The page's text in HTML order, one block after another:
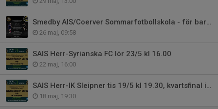
Smedby AIS/Coerver Sommarfotbollskola - för barn födda 2014-2019
26 maj, 09:58
SAIS Herr-Syrianska FC lör 23/5 kl 16.00
22 maj, 16:00
SAIS Herr-IK Sleipner tis 19/5 kl 19.30, kvartsfinal i Östgötacupen
18 maj, 19:30